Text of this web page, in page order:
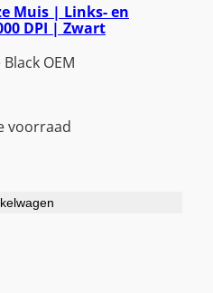
Muis | Links- en
DPI | Zwart
OEM
voorraad